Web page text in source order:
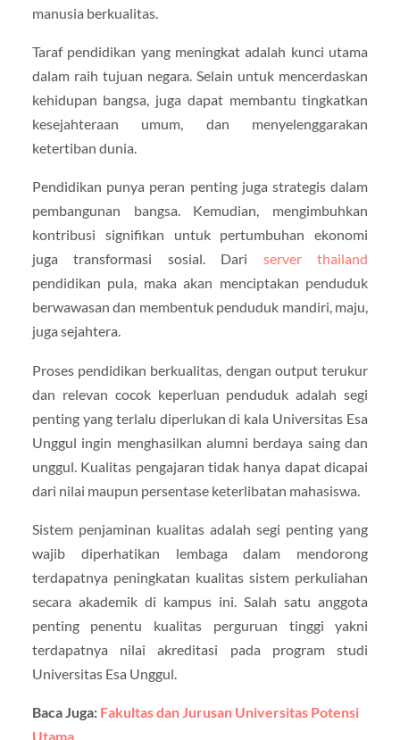
manusia berkualitas.
Taraf pendidikan yang meningkat adalah kunci utama
dalam raih tujuan negara. Selain untuk mencerdaskan
kehidupan bangsa, juga dapat membantu tingkatkan
kesejahteraan umum, dan menyelenggarakan
ketertiban dunia.
Pendidikan punya peran penting juga strategis dalam
pembangunan bangsa. Kemudian, mengimbuhkan
kontribusi signifikan untuk pertumbuhan ekonomi
juga transformasi sosial. Dari server thailand
pendidikan pula, maka akan menciptakan penduduk
berwawasan dan membentuk penduduk mandiri, maju,
juga sejahtera.
Proses pendidikan berkualitas, dengan output terukur
dan relevan cocok keperluan penduduk adalah segi
penting yang terlalu diperlukan di kala Universitas Esa
Unggul ingin menghasilkan alumni berdaya saing dan
unggul. Kualitas pengajaran tidak hanya dapat dicapai
dari nilai maupun persentase keterlibatan mahasiswa.
Sistem penjaminan kualitas adalah segi penting yang
wajib diperhatikan lembaga dalam mendorong
terdapatnya peningkatan kualitas sistem perkuliahan
secara akademik di kampus ini. Salah satu anggota
penting penentu kualitas perguruan tinggi yakni
terdapatnya nilai akreditasi pada program studi
Universitas Esa Unggul.
Baca Juga: Fakultas dan Jurusan Universitas Potensi
Utama